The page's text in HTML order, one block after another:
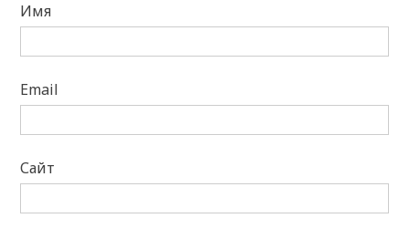
Имя
Email
Сайт